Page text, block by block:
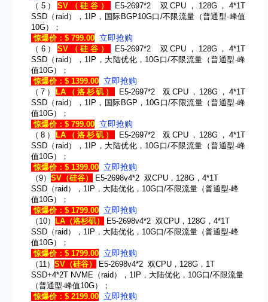
（5）SV （硅谷）
E5-2697*2 双CPU，128G，4*1T
SSD（raid），1IP，国际BGP10G口/不限流量（普通型-峰值
10G）；
惊爆价：$ 799.00 立即抢购
（6）SV （硅谷）
E5-2697*2 双CPU，128G，4*1T
SSD（raid），1IP，大陆优化，10G口/不限流量（普通型-峰
值10G）；
惊爆价：$ 1399.00 立即抢购
（7） LA （洛杉矶）
E5-2697*2 双CPU，128G，4*1T
SSD（raid），1IP，国际BGP，10G口/不限流量（普通型-峰
值10G）；
惊爆价：$ 799.00 立即抢购
（8） LA （洛杉矶）
E5-2697*2 双CPU，128G，4*1T
SSD（raid），1IP，大陆优化，10G口/不限流量（普通型-峰
值10G）；
惊爆价：$ 1399.00 立即抢购
（9） SV （硅谷）
E5-2698v4*2 双CPU，128G，4*1T
SSD（raid），1IP，大陆优化，10G口/不限流量（普通型-峰
值10G）；
惊爆价：$ 1799.00 立即抢购
（10） LA （洛杉矶）
E5-2698v4*2 双CPU，128G，4*1T
SSD（raid），1IP，大陆优化，10G口/不限流量（普通型-峰
值10G）；
惊爆价：$ 1799.00 立即抢购
（11） SV （硅谷）
E5-2698v4*2 双CPU，128G，1T
SSD+4*2T NVME（raid），1IP，大陆优化，10G口/不限流量
（普通型-峰值10G）；
惊爆价：$ 2199.00 立即抢购